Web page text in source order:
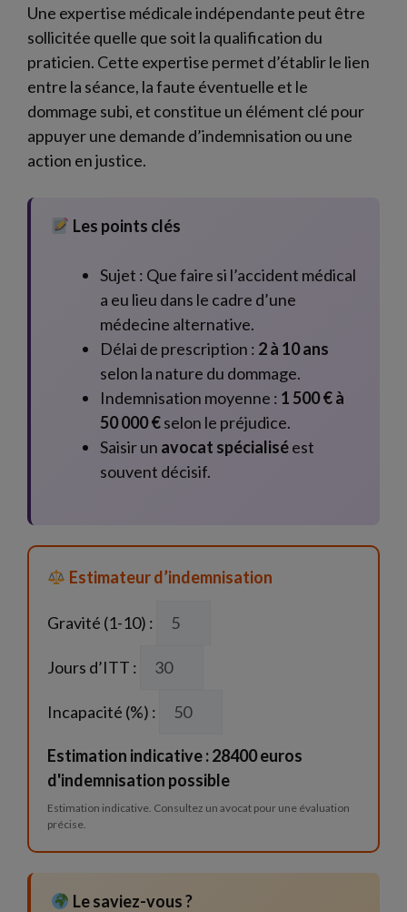
Une expertise médicale indépendante peut être
sollicitée quelle que soit la qualification du
praticien. Cette expertise permet d’établir le lien
entre la séance, la faute éventuelle et le
dommage subi, et constitue un élément clé pour
appuyer une demande d’indemnisation ou une
action en justice.
Les points clés
Sujet : Que faire si l’accident médical
a eu lieu dans le cadre d’une
médecine alternative.
Délai de prescription : 2 à 10 ans
selon la nature du dommage.
Indemnisation moyenne : 1 500 € à
50 000 €selon le préjudice.
Saisir un avocat spécialiséest
souvent décisif.
Estimateur d’indemnisation
Gravité (1-10) :
Jours d’ITT :
Incapacité (%) :
Estimation indicative : 28400 euros
d'indemnisation possible
Estimation indicative. Consultez un avocat pour une évaluation
précise.
Le saviez-vous ?